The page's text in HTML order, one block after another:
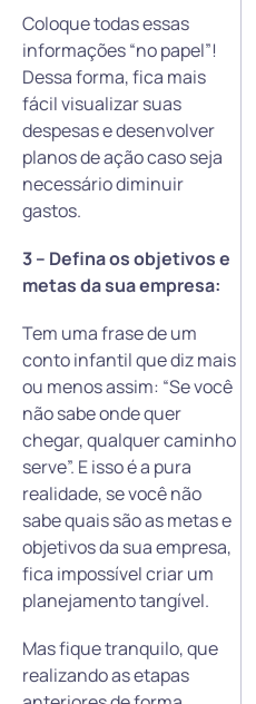
Coloque todas essas
informações “no papel”!
Dessa forma, fica mais
fácil visualizar suas
despesas e desenvolver
planos de ação caso seja
necessário diminuir
gastos.
3 – Defina os objetivos e
metas da sua empresa:
Tem uma frase de um
conto infantil que diz mais
ou menos assim: “Se você
não sabe onde quer
chegar, qualquer caminho
serve”. E isso é a pura
realidade, se você não
sabe quais são as metas e
objetivos da sua empresa,
fica impossível criar um
planejamento tangível.
Mas fique tranquilo, que
realizando as etapas